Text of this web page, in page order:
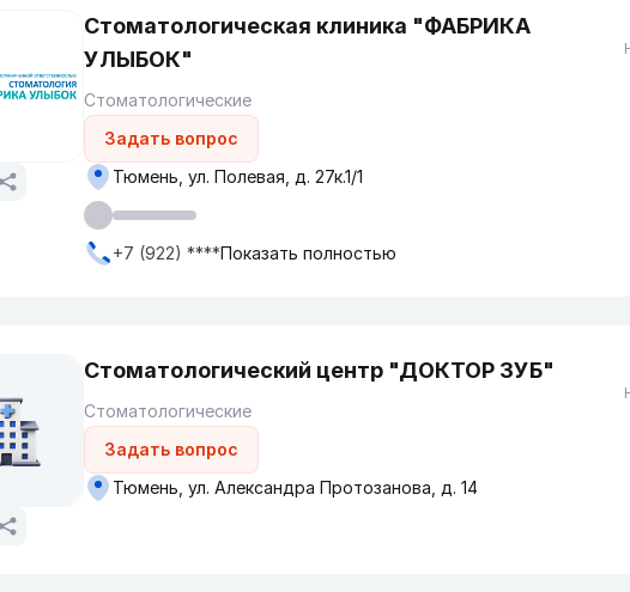
Стоматологическая клиника "ФАБРИКА
УЛЫБОК"
Стоматологические
Задать вопрос
Тюмень, ул. Полевая, д. 27к.1/1
+7 (922) ****Показать полностью
Стоматологический центр "ДОКТОР ЗУБ"
Стоматологические
Задать вопрос
Тюмень, ул. Александра Протозанова, д. 14